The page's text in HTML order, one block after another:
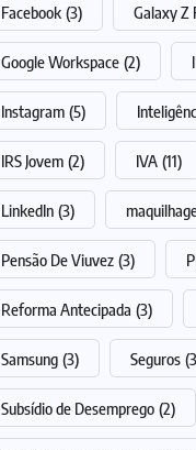
Facebook (3) Galaxy Z
Google Workspace (2)
Instagram (5)
IRS Jovem (2) IVA (11)
LinkedIn (3)
Pensão De Viuvez (3)
Reforma Antecipada (3)
Samsung (3) Seguros
Subsídio de Desemprego (2)